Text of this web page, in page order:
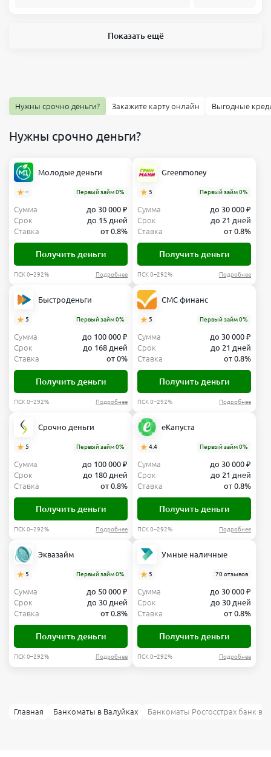
Показать ещё
Нужны срочно деньги? Закажите карту онлайн Выгодные
Нужны срочно деньги?
Молодые деньги
– Первый займ 0%
Сумма
до 30 000 ₽
Срок
до 15 дней
Ставка
от 0.8%
Получить деньги
ПСК 0–292% Подробнее
Greenmoney
5 Первый займ 0%
Сумма
до 30 000 ₽
Срок
до 21 дней
Ставка
от 0.8%
Получить деньги
ПСК 0–292% Подробнее
Быстроденьги
5 Первый займ 0%
Сумма
до 100 000 ₽
Срок
до 168 дней
Ставка
от 0%
Получить деньги
ПСК 0–292% Подробнее
СМС финанс
5 Первый займ 0%
Сумма
до 30 000 ₽
Срок
до 21 дней
Ставка
от 0.8%
Получить деньги
ПСК 0–292% Подробнее
Срочно деньги
5 Первый займ 0%
Сумма
до 100 000 ₽
Срок
до 180 дней
Ставка
от 0.8%
Получить деньги
ПСК 0–292% Подробнее
еКапуста
4.4 Первый займ 0%
Сумма
до 30 000 ₽
Срок
до 21 дней
Ставка
от 0.8%
Получить деньги
ПСК 0–292% Подробнее
Эквазайм
5 Первый займ 0%
Сумма
до 50 000 ₽
Срок
до 30 дней
Ставка
от 0.8%
Получить деньги
ПСК 0–292% Подробнее
Умные наличные
5 70 отзывов
Сумма
до 30 000 ₽
Срок
до 30 дней
Ставка
от 0.8%
Получить деньги
ПСК 0–292% Подробнее
Главная Банкоматы в Валуйках Банкоматы Росгосстрах банк в